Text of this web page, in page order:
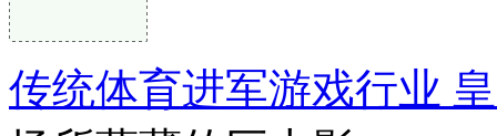
传统体育进军游戏行业